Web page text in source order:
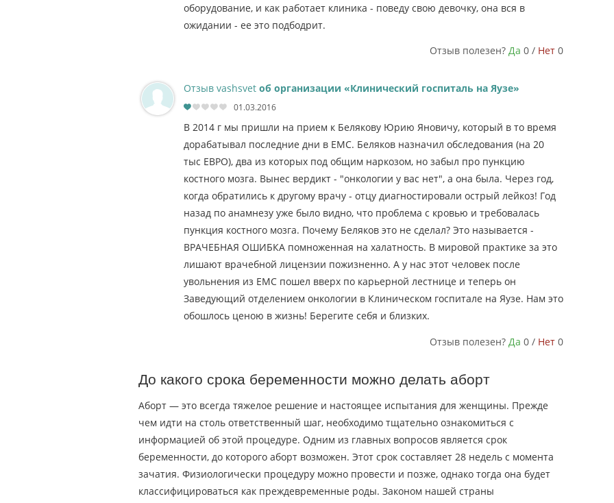
оборудование, и как работает клиника - поведу свою девочку, она вся в
ожидании - ее это подбодрит.
Отзыв полезен? Да 0 / Нет 0
Отзыв vashsvet об организации «Клинический госпиталь на Яузе»
01.03.2016
В 2014 г мы пришли на прием к Белякову Юрию Яновичу, который в то время
дорабатывал последние дни в ЕМС. Беляков назначил обследования (на 20
тыс ЕВРО), два из которых под общим наркозом, но забыл про пункцию
костного мозга. Вынес вердикт - "онкологии у вас нет", а она была. Через год,
когда обратились к другому врачу - отцу диагностировали острый лейкоз! Год
назад по анамнезу уже было видно, что проблема с кровью и требовалась
пункция костного мозга. Почему Беляков это не сделал? Это называется -
ВРАЧЕБНАЯ ОШИБКА помноженная на халатность. В мировой практике за это
лишают врачебной лицензии пожизненно. А у нас этот человек после
увольнения из ЕМС пошел вверх по карьерной лестнице и теперь он
Заведующий отделением онкологии в Клиническом госпитале на Яузе. Нам это
обошлось ценою в жизнь! Берегите себя и близких.
Отзыв полезен? Да 0 / Нет 0
До какого срока беременности можно делать аборт
Аборт — это всегда тяжелое решение и настоящее испытания для женщины. Прежде
чем идти на столь ответственный шаг, необходимо тщательно ознакомиться с
информацией об этой процедуре. Одним из главных вопросов является срок
беременности, до которого аборт возможен. Этот срок составляет 28 недель с момента
зачатия. Физиологически процедуру можно провести и позже, однако тогда она будет
классифицироваться как преждевременные роды. Законом нашей страны